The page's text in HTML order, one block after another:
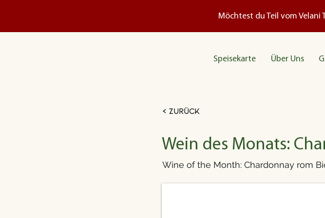
Möchtest du Teil vom Velani
Speisekarte Über Uns
< Zurück
Wein des Monats:
Wine of the Month: Chardonnay rom